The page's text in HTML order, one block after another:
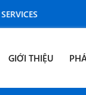
GIỚI THIỆU